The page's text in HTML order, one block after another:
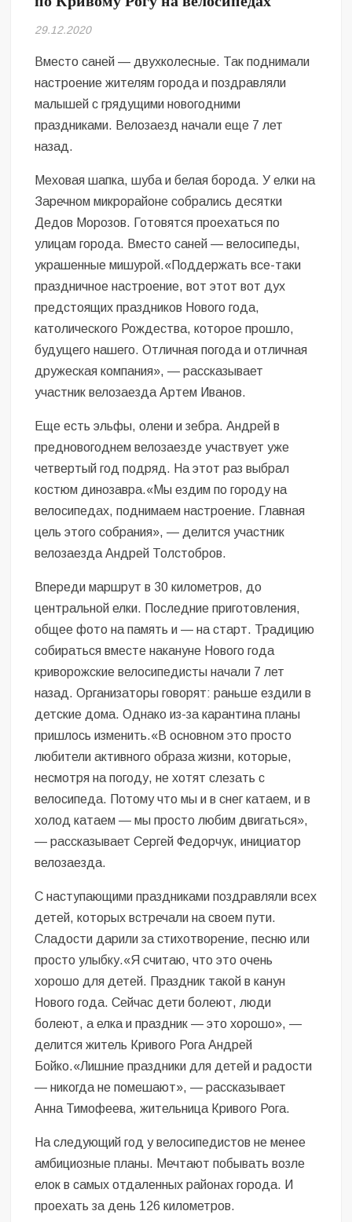
Безугла закликає валити Сирського
сучасну моду
Командувач ВМС Неїжпапа закликав не дестабілізувати ситуацію
навколо керівництва армії
29.12.2020
Вместо саней — двухколесные. Так поднимали
настроение жителям города и поздравляли
малышей с грядущими новогодними
праздниками. Велозаезд начали еще 7 лет
назад.
Меховая шапка, шуба и белая борода. У елки на
Заречном микрорайоне собрались десятки
Дедов Морозов. Готовятся проехаться по
улицам города. Вместо саней — велосипеды,
украшенные мишурой.«Поддержать все-таки
праздничное настроение, вот этот вот дух
предстоящих праздников Нового года,
католического Рождества, которое прошло,
будущего нашего. Отличная погода и отличная
дружеская компания», — рассказывает
участник велозаезда Артем Иванов.
Еще есть эльфы, олени и зебра. Андрей в
предновогоднем велозаезде участвует уже
четвертый год подряд. На этот раз выбрал
костюм динозавра.«Мы ездим по городу на
велосипедах, поднимаем настроение. Главная
цель этого собрания», — делится участник
велозаезда Андрей Толстобров.
Впереди маршрут в 30 километров, до
центральной елки. Последние приготовления,
общее фото на память и — на старт. Традицию
собираться вместе накануне Нового года
криворожские велосипедисты начали 7 лет
назад. Организаторы говорят: раньше ездили в
детские дома. Однако из-за карантина планы
пришлось изменить.«В основном это просто
любители активного образа жизни, которые,
несмотря на погоду, не хотят слезать с
велосипеда. Потому что мы и в снег катаем, и в
холод катаем — мы просто любим двигаться»,
— рассказывает Сергей Федорчук, инициатор
велозаезда.
С наступающими праздниками поздравляли всех
детей, которых встречали на своем пути.
Сладости дарили за стихотворение, песню или
просто улыбку.«Я считаю, что это очень
хорошо для детей. Праздник такой в канун
Нового года. Сейчас дети болеют, люди
болеют, а елка и праздник — это хорошо», —
делится житель Кривого Рога Андрей
Бойко.«Лишние праздники для детей и радости
— никогда не помешают», — рассказывает
Анна Тимофеева, жительница Кривого Рога.
На следующий год у велосипедистов не менее
амбициозные планы. Мечтают побывать возле
елок в самых отдаленных районах города. И
проехать за день 126 километров.